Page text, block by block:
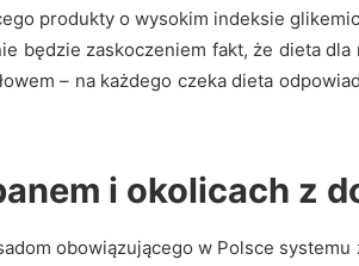
produkty o wysokim indeksie
będzie zaskoczeniem fakt, że dieta
– na każdego czeka dieta
i okolicach z
obowiązującego w Polsce